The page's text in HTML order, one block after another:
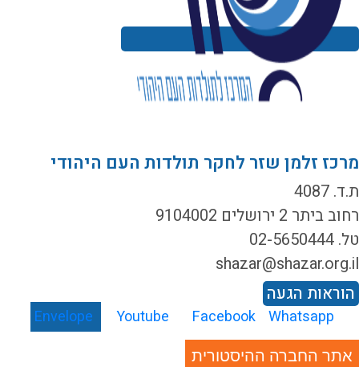
זלמן שזר לחקר תולדות העם היהודי
4087
ביתר 2 ירושלים 9104002
הגעה
Envelope Youtube Facebook Whatsapp
אתר החברה ההיסטורית